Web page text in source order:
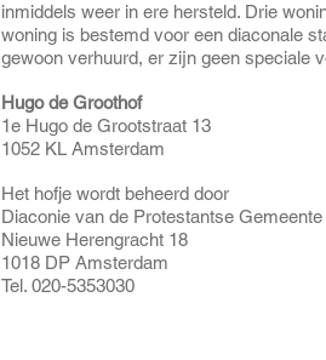
inmiddels weer in ere hersteld. Drie
woning is bestemd voor een diaconale
gewoon verhuurd, er zijn geen speciale
Hugo de Groothof
1e Hugo de Grootstraat 13
1052 KL Amsterdam
Het hofje wordt beheerd door
Diaconie van de Protestantse Gemeente
Nieuwe Herengracht 18
1018 DP Amsterdam
Tel. 020-5353030